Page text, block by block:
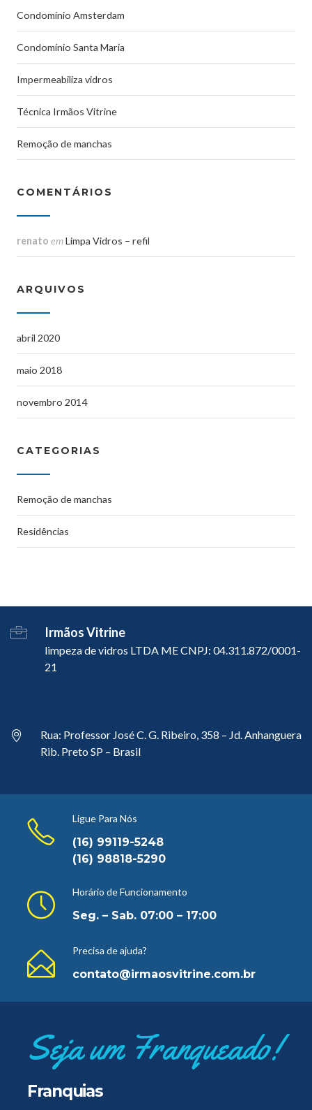
Condomínio Amsterdam
Condomínio Santa Maria
Impermeabiliza vidros
Técnica Irmãos Vitrine
Remoção de manchas
COMENTÁRIOS
renato emLimpa Vidros – refil
ARQUIVOS
abril 2020
maio 2018
novembro 2014
CATEGORIAS
Remoção de manchas
Residências
Irmãos Vitrine
limpeza de vidros LTDA ME CNPJ: 04.311.872/0001-
21
Rua: Professor José C. G. Ribeiro, 358 – Jd. Anhanguera
Rib. Preto SP – Brasil
Ligue Para Nós
(16) 99119-5248
(16) 98818-5290
Horário de Funcionamento
Seg. – Sab. 07:00 – 17:00
Precisa de ajuda?
contato@irmaosvitrine.com.br
Seja um Franqueado!
Franquias